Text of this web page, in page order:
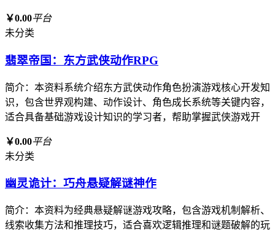
￥0.00平台
未分类
翡翠帝国：东方武侠动作RPG
简介：本资料系统介绍东方武侠动作角色扮演游戏核心开发知
识，包含世界观构建、动作设计、角色成长系统等关键内容，
适合具备基础游戏设计知识的学习者，帮助掌握武侠游戏开
￥0.00平台
未分类
幽灵诡计：巧舟悬疑解谜神作
简介：本资料为经典悬疑解谜游戏攻略，包含游戏机制解析、
线索收集方法和推理技巧，适合喜欢逻辑推理和谜题破解的玩